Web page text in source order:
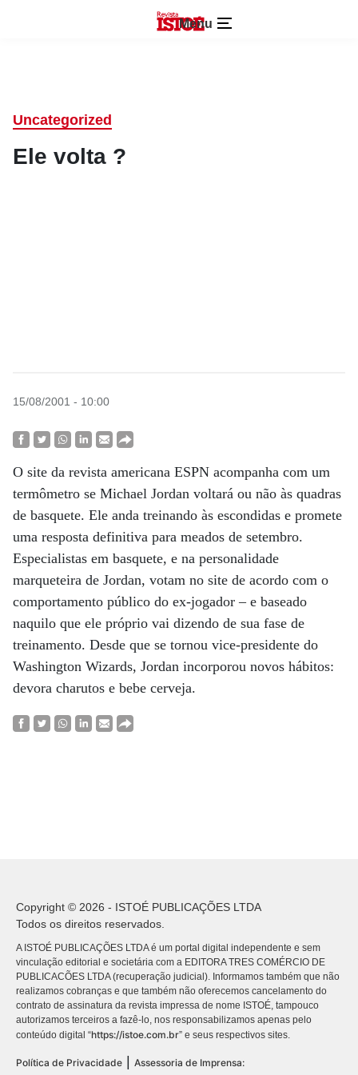
Menu
Uncategorized
Ele volta ?
15/08/2001 - 10:00
O site da revista americana ESPN acompanha com um
termômetro se Michael Jordan voltará ou não às quadras
de basquete. Ele anda treinando às escondidas e promete
uma resposta definitiva para meados de setembro.
Especialistas em basquete, e na personalidade
marqueteira de Jordan, votam no site de acordo com o
comportamento público do ex-jogador – e baseado
naquilo que ele próprio vai dizendo de sua fase de
treinamento. Desde que se tornou vice-presidente do
Washington Wizards, Jordan incorporou novos hábitos:
devora charutos e bebe cerveja.
Copyright © 2026 - ISTOÉ PUBLICAÇÕES LTDA
Todos os direitos reservados.
A ISTOÉ PUBLICAÇÕES LTDA é um portal digital independente e sem
vinculação editorial e societária com a EDITORA TRES COMÉRCIO DE
PUBLICACÕES LTDA (recuperação judicial). Informamos também que não
realizamos cobranças e que também não oferecemos cancelamento do
contrato de assinatura da revista impressa de nome ISTOÉ, tampouco
autorizamos terceiros a fazê-lo, nos responsabilizamos apenas pelo
conteúdo digital “https://istoe.com.br” e seus respectivos sites.
Política de Privacidade Assessoria de Imprensa: